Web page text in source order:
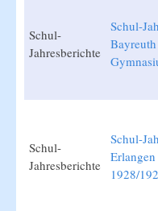
Schul-
Jahresberichte
Schul-
Schul-
Jahresberichte
Schul-
1928/